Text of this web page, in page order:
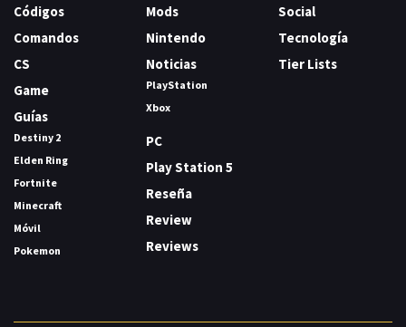
Códigos
Comandos
CS
Game
Guías
Destiny 2
Elden Ring
Fortnite
Minecraft
Móvil
Pokemon
Mods
Nintendo
Noticias
PlayStation
Xbox
PC
Play Station 5
Reseña
Review
Reviews
Social
Tecnología
Tier Lists